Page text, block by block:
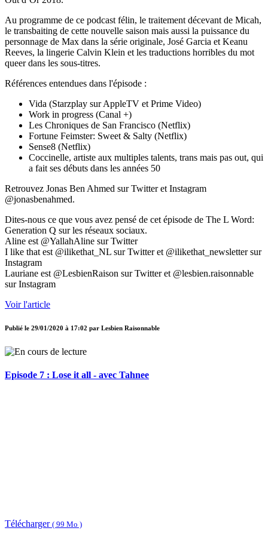
Au programme de ce podcast félin, le traitement décevant de Micah,
le transbaiting de cette nouvelle saison mais aussi la puissance du
personnage de Max dans la série originale, José Garcia et Keanu
Reeves, la lingerie Calvin Klein et les traductions horribles du mot
queer dans les sous-titres.
Références entendues dans l'épisode :
Vida (Starzplay sur AppleTV et Prime Video)
Work in progress (Canal +)
Les Chroniques de San Francisco (Netflix)
Fortune Feimster: Sweet & Salty (Netflix)
Sense8 (Netflix)
Coccinelle, artiste aux multiples talents, trans mais pas out, qui
a fait ses débuts dans les années 50
Retrouvez Jonas Ben Ahmed sur Twitter et Instagram
@jonasbenahmed.
Dites-nous ce que vous avez pensé de cet épisode de The L Word:
Generation Q sur les réseaux sociaux.
Aline est @YallahAline sur Twitter
I like that est @ilikethat_NL sur Twitter et @ilikethat_newsletter sur
Instagram
Lauriane est @LesbienRaison sur Twitter et @lesbien.raisonnable
sur Instagram
Voir l'article
Publié le 29/01/2020 à 17:02 par Lesbien Raisonnable
Episode 7 : Lose it all - avec Tahnee
Télécharger ( 99 Mo )